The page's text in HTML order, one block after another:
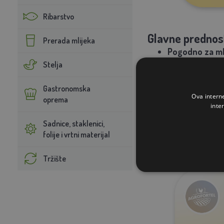
Ribarstvo
Prerada mlijeka
Stelja
Gastronomska
oprema
Sadnice, staklenici,
folije i vrtni materijal
Tržište
Glavne
Pogodno za
Kontrola
Ova